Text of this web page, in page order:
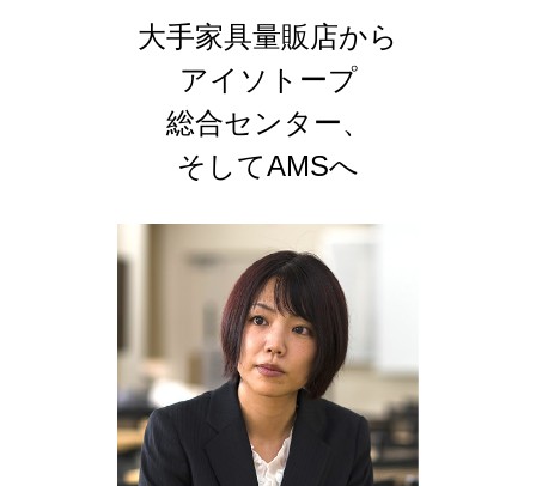
大手家具量販店から
アイソトープ
総合センター、
そしてAMSへ